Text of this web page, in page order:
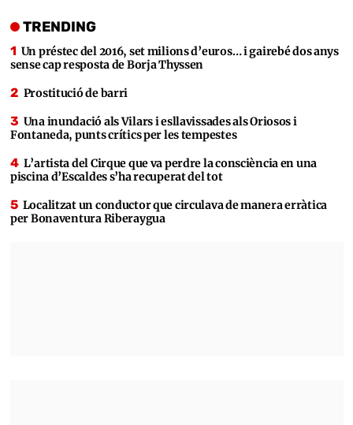
TRENDING
Un préstec del 2016, set milions d’euros… i gairebé dos anys
sense cap resposta de Borja Thyssen
Prostitució de barri
Una inundació als Vilars i esllavissades als Oriosos i
Fontaneda, punts crítics per les tempestes
L’artista del Cirque que va perdre la consciència en una
piscina d’Escaldes s’ha recuperat del tot
Localitzat un conductor que circulava de manera erràtica
per Bonaventura Riberaygua